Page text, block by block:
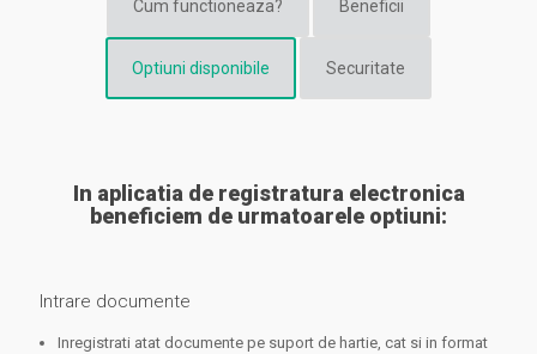
Cum functioneaza? Beneficii
Optiuni disponibile Securitate
In aplicatia de registratura electronica
beneficiem de urmatoarele optiuni:
Intrare documente
Inregistrati atat documente pe suport de hartie, cat si in format